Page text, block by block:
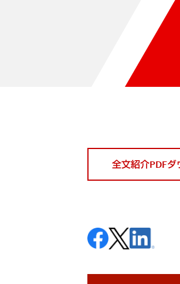
全文紹介PDFダ